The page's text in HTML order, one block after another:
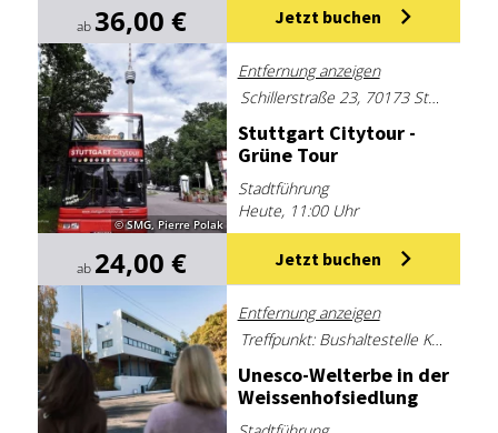
ab 36,00 € Jetzt buchen
© SMG, Pierre Polak
Entfernung anzeigen
Schillerstraße 23, 70173 Stuttgart
Stutt­gart Ci­ty­tour -
Grü­ne Tour
Stadtführung
Heute, 11:00 Uhr
ab 24,00 € Jetzt buchen
Entfernung anzeigen
Treffpunkt: Bushaltestelle Kunstakademie der Buslinie 44, Birkenwaldstraße, 70191 Stuttgart
Unesco-Welt­er­be in der
Weis­sen­hof­sied­lung